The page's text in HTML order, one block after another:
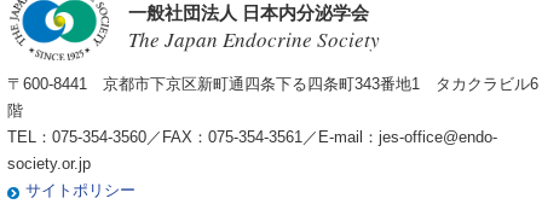
一般社団法人 日本内分泌学会
The Japan Endocrine Society
〒600-8441 京都市下京区新町通四条下る四条町343番地1 タカクラビル6
階
TEL：075-354-3560／FAX：075-354-3561／E-mail： jes-office@endo-
society.or.jp
サイトポリシー